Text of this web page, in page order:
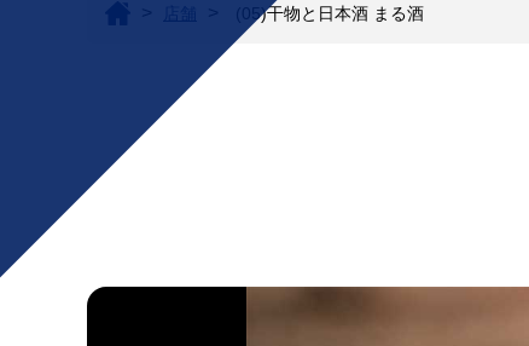
> 店舗 > (05)干物と日本酒 まる酒